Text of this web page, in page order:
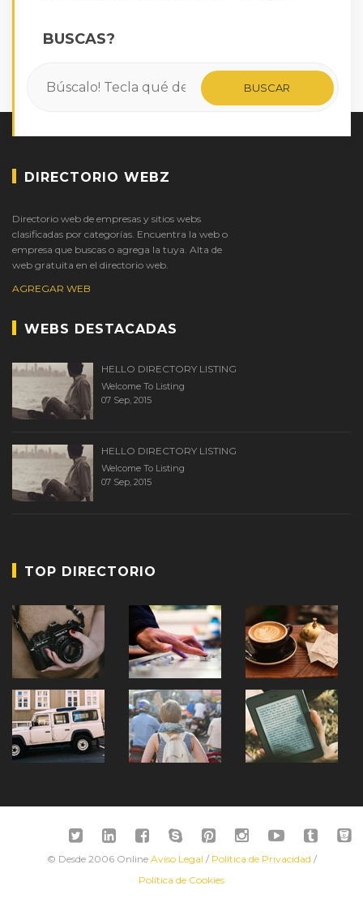
BUSCAS?
DIRECTORIO WEBZ
Directorio web de empresas y sitios webs
clasificadas por categorías. Encuentra la web o
empresa que buscas o agrega la tuya. Alta de
web gratuita en el directorio web.
AGREGAR WEB
WEBS DESTACADAS
HELLO DIRECTORY LISTING
Welcome To Listing
07 Sep, 2015
HELLO DIRECTORY LISTING
Welcome To Listing
07 Sep, 2015
TOP DIRECTORIO
© Desde 2006 Online Aviso Legal / Política de Privacidad /
Política de Cookies